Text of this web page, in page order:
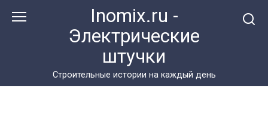
Inomix.ru -
Электрические
штучки
Cтроительные истории на каждый день